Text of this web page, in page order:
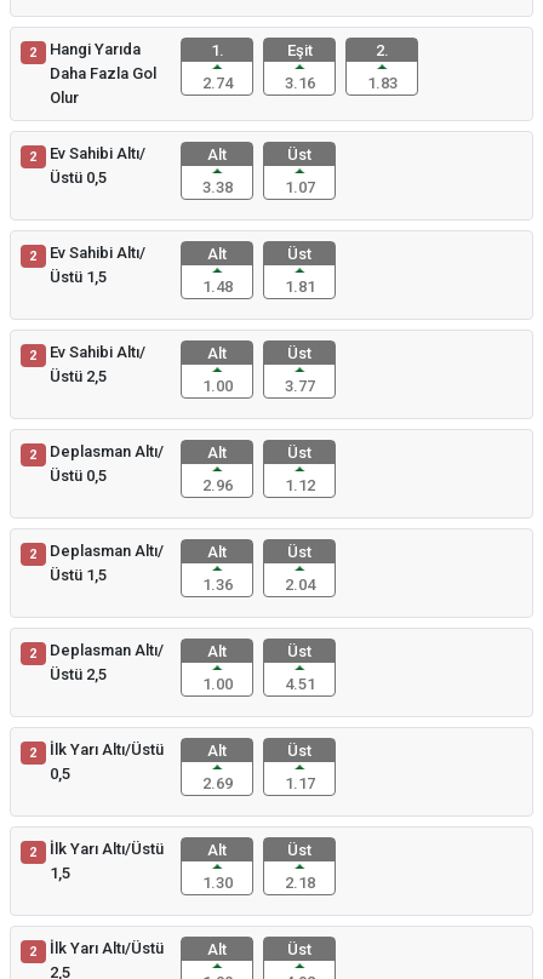
2
Hangi Yarıda
Daha Fazla Gol
Olur
1.
2.74
Eşit
3.16
2.
1.83
2
Ev Sahibi Altı/
Üstü 0,5
Alt
3.38
Üst
1.07
2
Ev Sahibi Altı/
Üstü 1,5
Alt
1.48
Üst
1.81
2
Ev Sahibi Altı/
Üstü 2,5
Alt
1.00
Üst
3.77
2
Deplasman Altı/
Üstü 0,5
Alt
2.96
Üst
1.12
2
Deplasman Altı/
Üstü 1,5
Alt
1.36
Üst
2.04
2
Deplasman Altı/
Üstü 2,5
Alt
1.00
Üst
4.51
2
İlk Yarı Altı/Üstü
0,5
Alt
2.69
Üst
1.17
2
İlk Yarı Altı/Üstü
1,5
Alt
1.30
Üst
2.18
2
İlk Yarı Altı/Üstü
2,5
Alt
Üst